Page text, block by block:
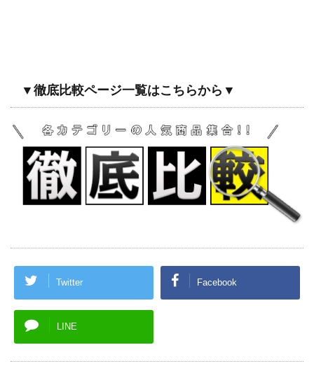
▼徹底比較ページ一覧はこちらから▼
Twitter Facebook
LINE